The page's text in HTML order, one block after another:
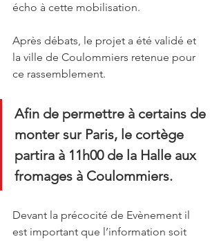
écho à cette mobilisation.
Après débats, le projet a été validé et
la ville de Coulommiers retenue pour
ce rassemblement.
Afin de permettre à certains de
monter sur Paris, le cortège
partira à 11h00 de la Halle aux
fromages à Coulommiers.
Devant la précocité de Evènement il
est important que l’information soit